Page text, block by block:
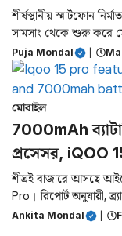
শীর্ষস্থানীয় স্মার্টফোন
সামসাং থেকে শুরু করে
Puja Mondal
মোবাইল
7000mAh
প্রসেসর, iQOO
শীঘ্রই বাজারে আসছে
Pro। রিপোর্ট অনুযায়ী,
Ankita Mondal